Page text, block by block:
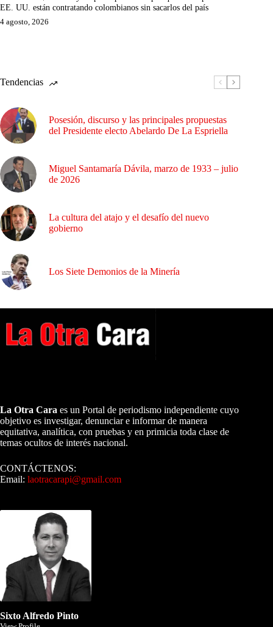
EE. UU. están contratando colombianos sin sacarlos del país
4 agosto, 2026
Tendencias
Posesión, discurso y las principales propuestas
del Presidente electo Abelardo De La Espriella
Miguel Santamaría Dávila, marzo de 1933 – julio
de 2026
La cultura del atajo y el desafío del nuevo
gobierno
Los Siete Demonios de la Minería
La Otra Cara es un Portal de periodismo independiente cuyo
objetivo es investigar, denunciar e informar de manera
equitativa, analítica, con pruebas y en primicia toda clase de
temas ocultos de interés nacional.
CONTÁCTENOS:
Email: laotracarapi@gmail.com
Sixto Alfredo Pinto